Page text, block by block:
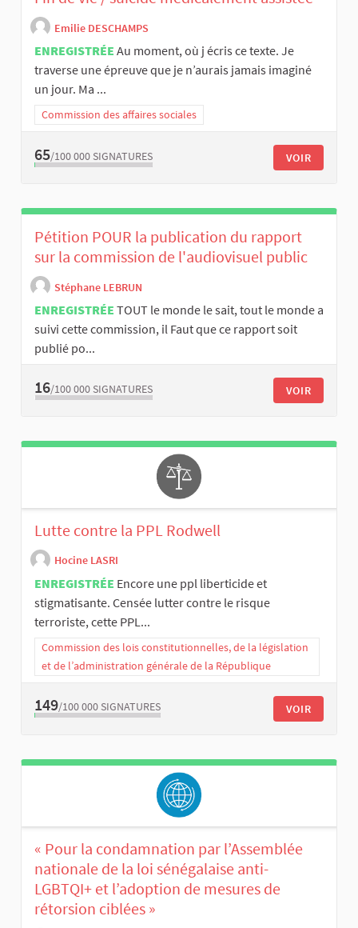
Emilie DESCHAMPS
ENREGISTRÉE Au moment, où j écris ce texte. Je
traverse une épreuve que je n’aurais jamais imaginé
un jour. Ma ...
Commission des affaires sociales
65/100 000 SIGNATURES VOIR
Pétition POUR la publication du rapport
sur la commission de l'audiovisuel public
Stéphane LEBRUN
ENREGISTRÉE TOUT le monde le sait, tout le monde a
suivi cette commission, il Faut que ce rapport soit
publié po...
16/100 000 SIGNATURES VOIR
Lutte contre la PPL Rodwell
Hocine LASRI
ENREGISTRÉE Encore une ppl liberticide et
stigmatisante. Censée lutter contre le risque
terroriste, cette PPL...
Commission des lois constitutionnelles, de la législation
et de l’administration générale de la République
149/100 000 SIGNATURES VOIR
« Pour la condamnation par l’Assemblée
nationale de la loi sénégalaise anti-
LGBTQI+ et l’adoption de mesures de
rétorsion ciblées »